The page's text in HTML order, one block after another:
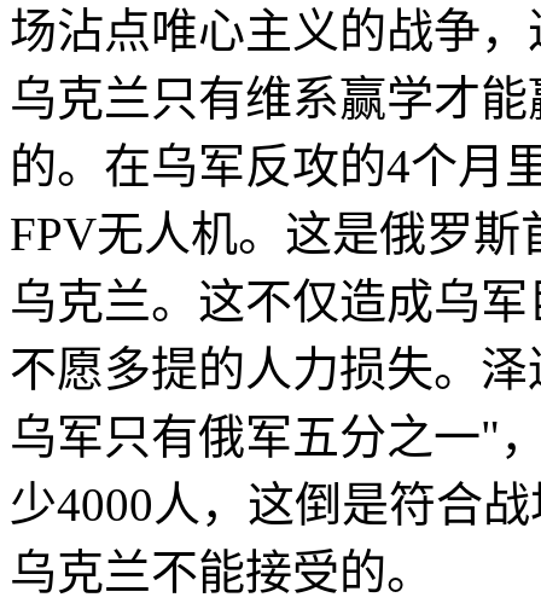
场沾点唯心主义的战争
乌克兰只有维系赢学才
的。在乌军反攻的4个月
FPV无人机。这是俄罗
乌克兰。这不仅造成乌
不愿多提的人力损失。
乌军只有俄军五分之一"
少4000人，这倒是符合
乌克兰不能接受的。